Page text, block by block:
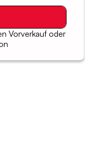
Vorverkauf oder